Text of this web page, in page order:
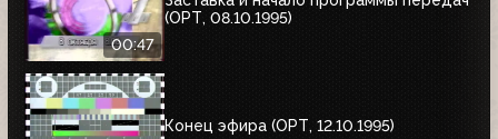
00:47
(ОРТ, 08.10.1995)
Конец эфира (ОРТ, 12.10.1995)